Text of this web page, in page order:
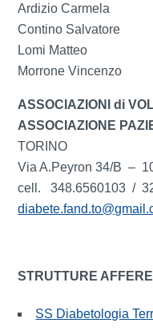
Ardizio Carmela
Contino Salvatore
Lomi Matteo
Morrone Vincenzo
ASSOCIAZIONI di
ASSOCIAZIONE
TORINO
Via A.Peyron 34/B –
cell. 348.6560103 /
STRUTTURE
SS Diabetologia